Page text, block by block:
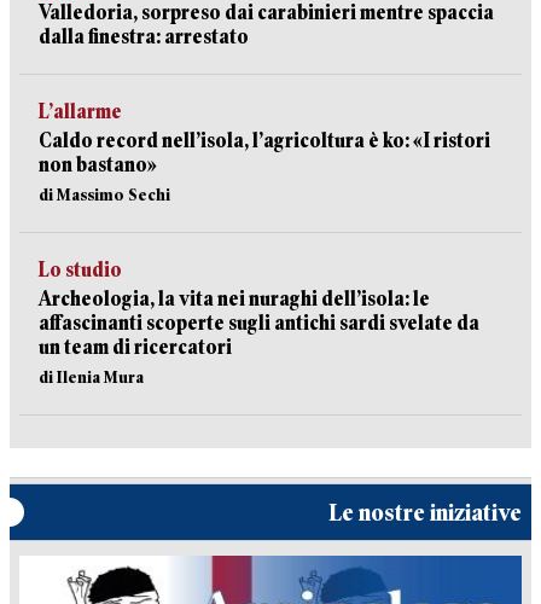
Valledoria, sorpreso dai carabinieri mentre spaccia
dalla finestra: arrestato
L’allarme
Caldo record nell’isola, l’agricoltura è ko: «I ristori
non bastano»
di Massimo Sechi
Lo studio
Archeologia, la vita nei nuraghi dell’isola: le
affascinanti scoperte sugli antichi sardi svelate da
un team di ricercatori
di Ilenia Mura
Le nostre iniziative